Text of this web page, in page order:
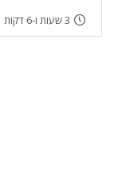
3 שעות ו-6 דקות